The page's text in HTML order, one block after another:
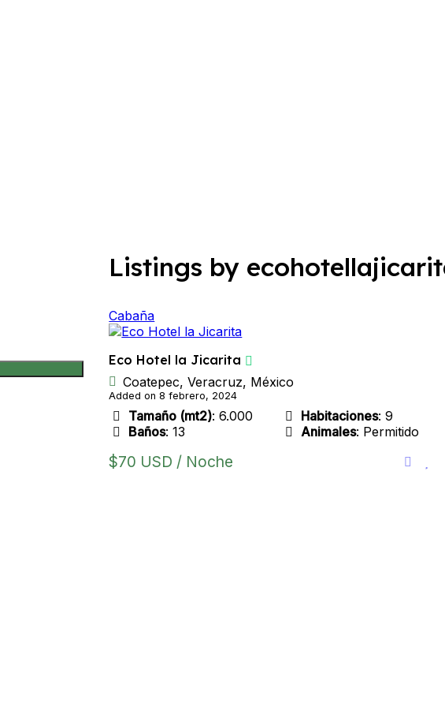
Listings by
Cabaña
Eco Hotel la Jicarita
Coatepec, Veracruz, México
Added on 8 febrero, 2024
Tamaño (mt2): 6.000 Habitaciones: 9
Baños: 13 Animales: Permitido
$70 USD / Noche